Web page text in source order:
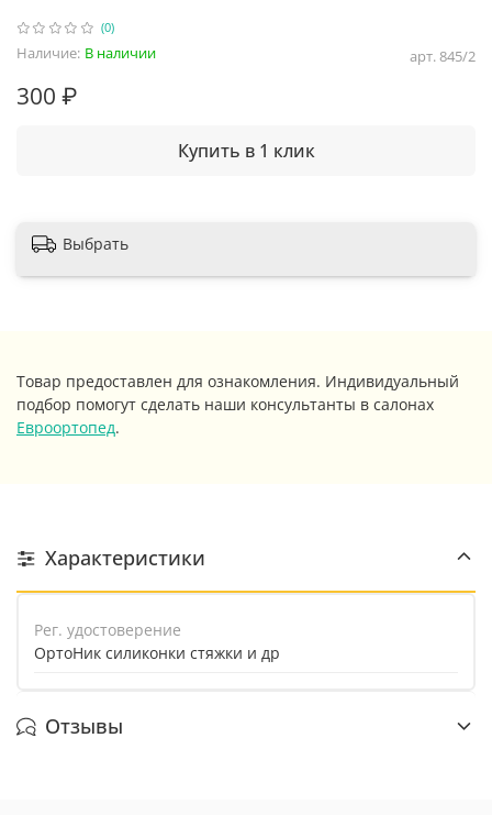
(0)
арт.845/2
Наличие: В наличии
300 ₽
Купить в 1 клик
Выбрать
Товар предоставлен для ознакомления. Индивидуальный
подбор помогут сделать наши консультанты в салонах
Евроортопед.
Характеристики
Рег. удостоверение
ОртоНик силиконки стяжки и др
Отзывы